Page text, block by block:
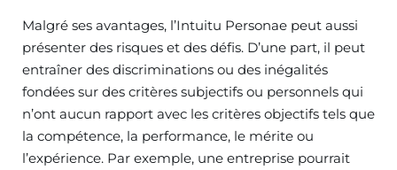
Malgré ses avantages, l’Intuitu Personae peut aussi
présenter des risques et des défis. D’une part, il peut
entraîner des discriminations ou des inégalités
fondées sur des critères subjectifs ou personnels qui
n’ont aucun rapport avec les critères objectifs tels que
la compétence, la performance, le mérite ou
l’expérience. Par exemple, une entreprise pourrait